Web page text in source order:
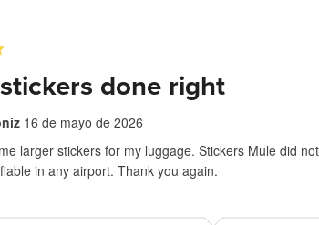
done right
16 de mayo de 2026
larger stickers for my luggage. Stickers Mule did
in any airport. Thank you again.